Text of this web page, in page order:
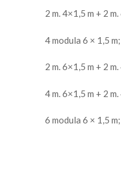
2 m. 4×1,5 m + 2
4 modula 6 × 1,5
2 m. 6×1,5 m + 2
4 m. 6×1,5 m + 2
6 modula 6 × 1,5